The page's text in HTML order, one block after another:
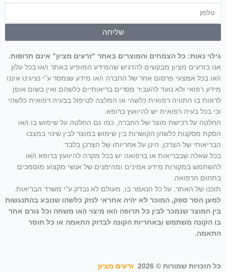
שליחה
גילוי נאות: כל הצמחים והמוצרים באתר "זרעים מציון" אינם תרופות.
אנו בזרעים מציון מבקשים להדגיש שהמידע המופיע באתר ו/או בכל עלון
ו/או בכל אמצעי פרסום אחר של החברה ו/או מידע שנמסר ע”י נציגינו איננו
מידע רפואי ולא נועד להעביר מסרים בריאותיים כלשהם ואין בשום אופן
לראות בו התוויה רפואית כלשהי או המלצה לטיפול בבעיה רפואית כלשהי
וכי בכל בעיה רפואית יש להיוועץ ברופא.
החלטה על רכישת מוצר של החברה, כמו גם החלטה על שימוש בו ו/או
הסקת מסקנות כלשהן הקושרות בין שימוש במוצר לבין שינוי במצבו
הבריאותי של הצרכן, הינן על אחריותו של הצרכן בלבד.
בכל שאלה שבבריאות או ברפואה יש בכל מקרה להיוועץ ברופא ו/או
להשתמש במקורות מידע אמינים ומהימנים של אנשי מקצוע מוסמכים
בתחום הרפואה.
תוכנו של האתר, על כל הנאמר בו, מעולם לא נבדק ע”י משרד הבריאות.
למען הסר ספק, המוכר לא יהיה אחראי לנזק כלשהו שנובע בהתנגשות
בין המוצר שנמכר לבין כל תרופה ו/או מיצוי ו/או משחה וכל גורם אחר
בו הקונה משתמש ובאחריות הקונה לבדוק התאמה או כל חוסר
התאמה.
כל הזכויות שמורות © 2026 זרעים מציון